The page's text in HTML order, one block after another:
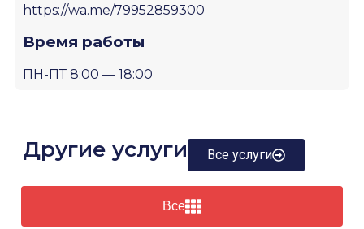
https://wa.me/79952859300
Время работы
ПН-ПТ 8:00 — 18:00
Другие услуги Все услуги
Все